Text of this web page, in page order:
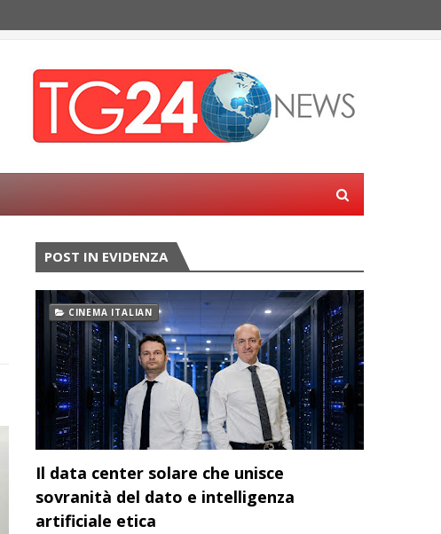
POST IN EVIDENZA
CINEMA ITALIAN
Il data center solare che unisce
sovranità del dato e intelligenza
artificiale etica